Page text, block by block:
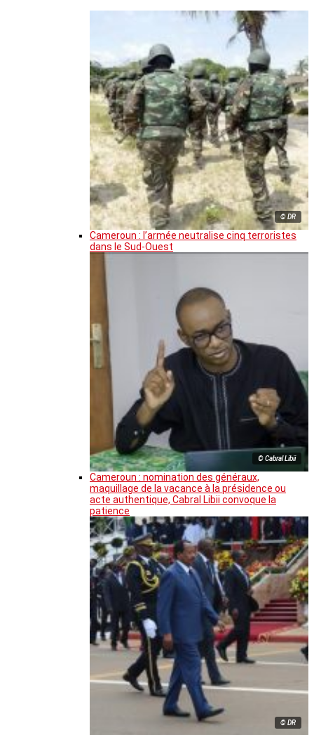
© DR
Cameroun : l’armée neutralise cinq terroristes
dans le Sud-Ouest
© Cabral Libii
Cameroun : nomination des généraux,
maquillage de la vacance à la présidence ou
acte authentique, Cabral Libii convoque la
patience
© DR